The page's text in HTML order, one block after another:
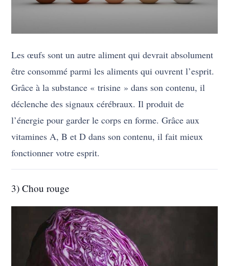
Les œufs sont un autre aliment qui devrait absolument
être consommé parmi les aliments qui ouvrent l’esprit.
Grâce à la substance « trisine » dans son contenu, il
déclenche des signaux cérébraux. Il produit de
l’énergie pour garder le corps en forme. Grâce aux
vitamines A, B et D dans son contenu, il fait mieux
fonctionner votre esprit.
3) Chou rouge